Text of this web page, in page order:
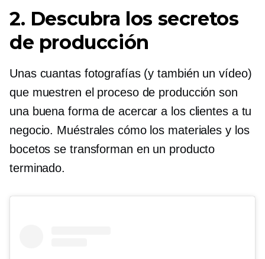
2. Descubra los secretos
de producción
Unas cuantas fotografías (y también un vídeo)
que muestren el proceso de producción son
una buena forma de acercar a los clientes a tu
negocio. Muéstrales cómo los materiales y los
bocetos se transforman en un producto
terminado.